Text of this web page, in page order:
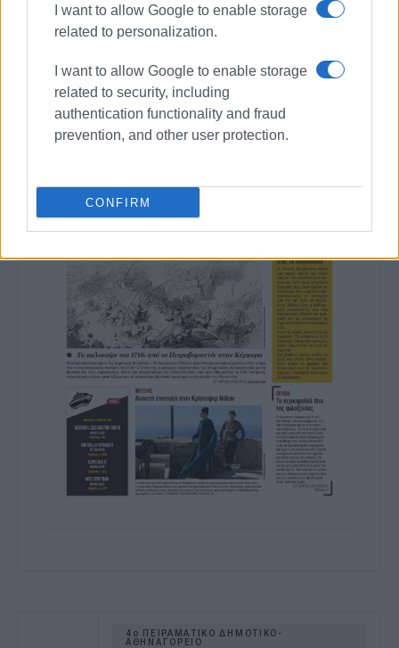
I want to allow Google to enable storage
related to personalization.
I want to allow Google to enable storage
related to security, including
authentication functionality and fraud
prevention, and other user protection.
CONFIRM
4ο ΠΕΙΡΑΜΑΤΙΚΟ ΔΗΜΟΤΙΚΟ-
ΑΘΗΝΑΓΟΡΕΙΟ